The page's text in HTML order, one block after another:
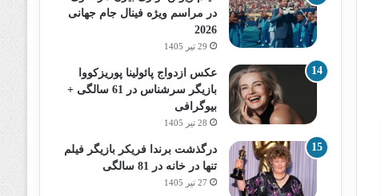
در مراسم ویژه فینال جام جهانی
2026
29 تیر 1405
عکس ازدواج پائولینا پوریزکووا
بازیگر سرشناس در 61 سالگی +
بیوگرافی
28 تیر 1405
درگذشت برندا فریکر بازیگر فیلم
تنها در خانه در 81 سالگی
27 تیر 1405